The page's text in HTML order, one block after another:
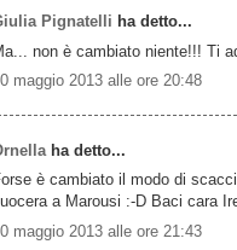
Pignatelli ha detto...
non è cambiato niente!!! Ti
maggio 2013 alle ore 20:48
ha detto...
è cambiato il modo di
a Marousi :-D Baci cara
maggio 2013 alle ore 21:43